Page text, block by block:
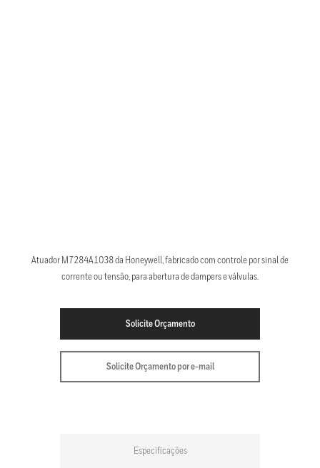
Atuador M7284A1038 da Honeywell, fabricado com controle por sinal de
corrente ou tensão, para abertura de dampers e válvulas.
Solicite Orçamento
Solicite Orçamento por e-mail
Especificações